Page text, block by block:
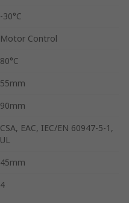
-30°C
Motor Control
80°C
55mm
90mm
CSA, EAC, IEC/EN 60947-5-1,
UL
45mm
4